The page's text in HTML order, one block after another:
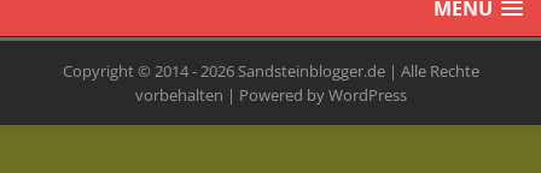
MENU
Copyright © 2014 - 2026 Sandsteinblogger.de | Alle Rechte
vorbehalten | Powered by WordPress